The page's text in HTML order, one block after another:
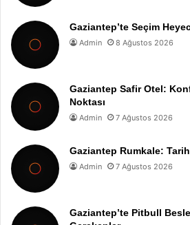
Gaziantep’te Seçim
Admin 8 Ağustos 2026
Gaziantep Safir Otel:
Noktası
Admin 7 Ağustos 2026
Gaziantep Rumkale:
Admin 7 Ağustos 2026
Gaziantep’te Pitbull